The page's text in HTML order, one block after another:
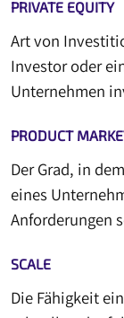
PRIVATE EQUITY
Art von
Investor oder
Unternehmen
PRODUCT
Der Grad, in
eines
Anforderungen
SCALE
Die Fähigkeit